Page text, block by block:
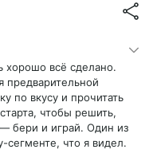
хорошо всё сделано.
предварительной
по вкусу и прочитать
чтобы решить,
бери и играй. Один из
сегменте, что я видел.